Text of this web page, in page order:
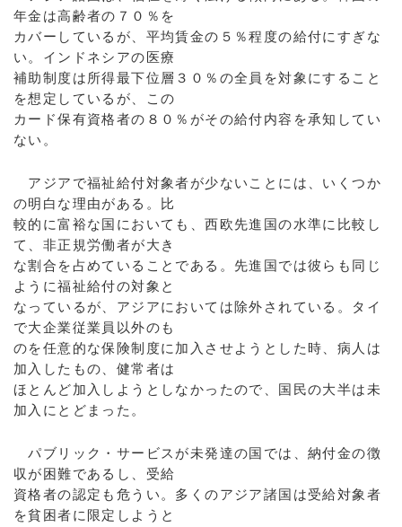
年金は高齢者の７０％を
カバーしているが、平均賃金の５％程度の給付にすぎな
い。インドネシアの医療
補助制度は所得最下位層３０％の全員を対象にすること
を想定しているが、この
カード保有資格者の８０％がその給付内容を承知してい
ない。
アジアで福祉給付対象者が少ないことには、いくつか
の明白な理由がある。比
較的に富裕な国においても、西欧先進国の水準に比較し
て、非正規労働者が大き
な割合を占めていることである。先進国では彼らも同じ
ように福祉給付の対象と
なっているが、アジアにおいては除外されている。タイ
で大企業従業員以外のも
のを任意的な保険制度に加入させようとした時、病人は
加入したもの、健常者は
ほとんど加入しようとしなかったので、国民の大半は未
加入にとどまった。
パブリック・サービスが未発達の国では、納付金の徴
収が困難であるし、受給
資格者の認定も危うい。多くのアジア諸国は受給対象者
を貧困者に限定しようと